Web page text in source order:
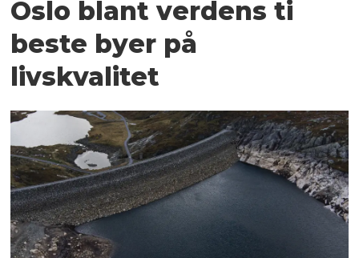
Oslo blant verdens ti
beste byer på
livskvalitet